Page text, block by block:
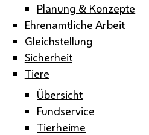
Planung & Konzepte
Ehrenamtliche Arbeit
Gleichstellung
Sicherheit
Tiere
Übersicht
Fundservice
Tierheime